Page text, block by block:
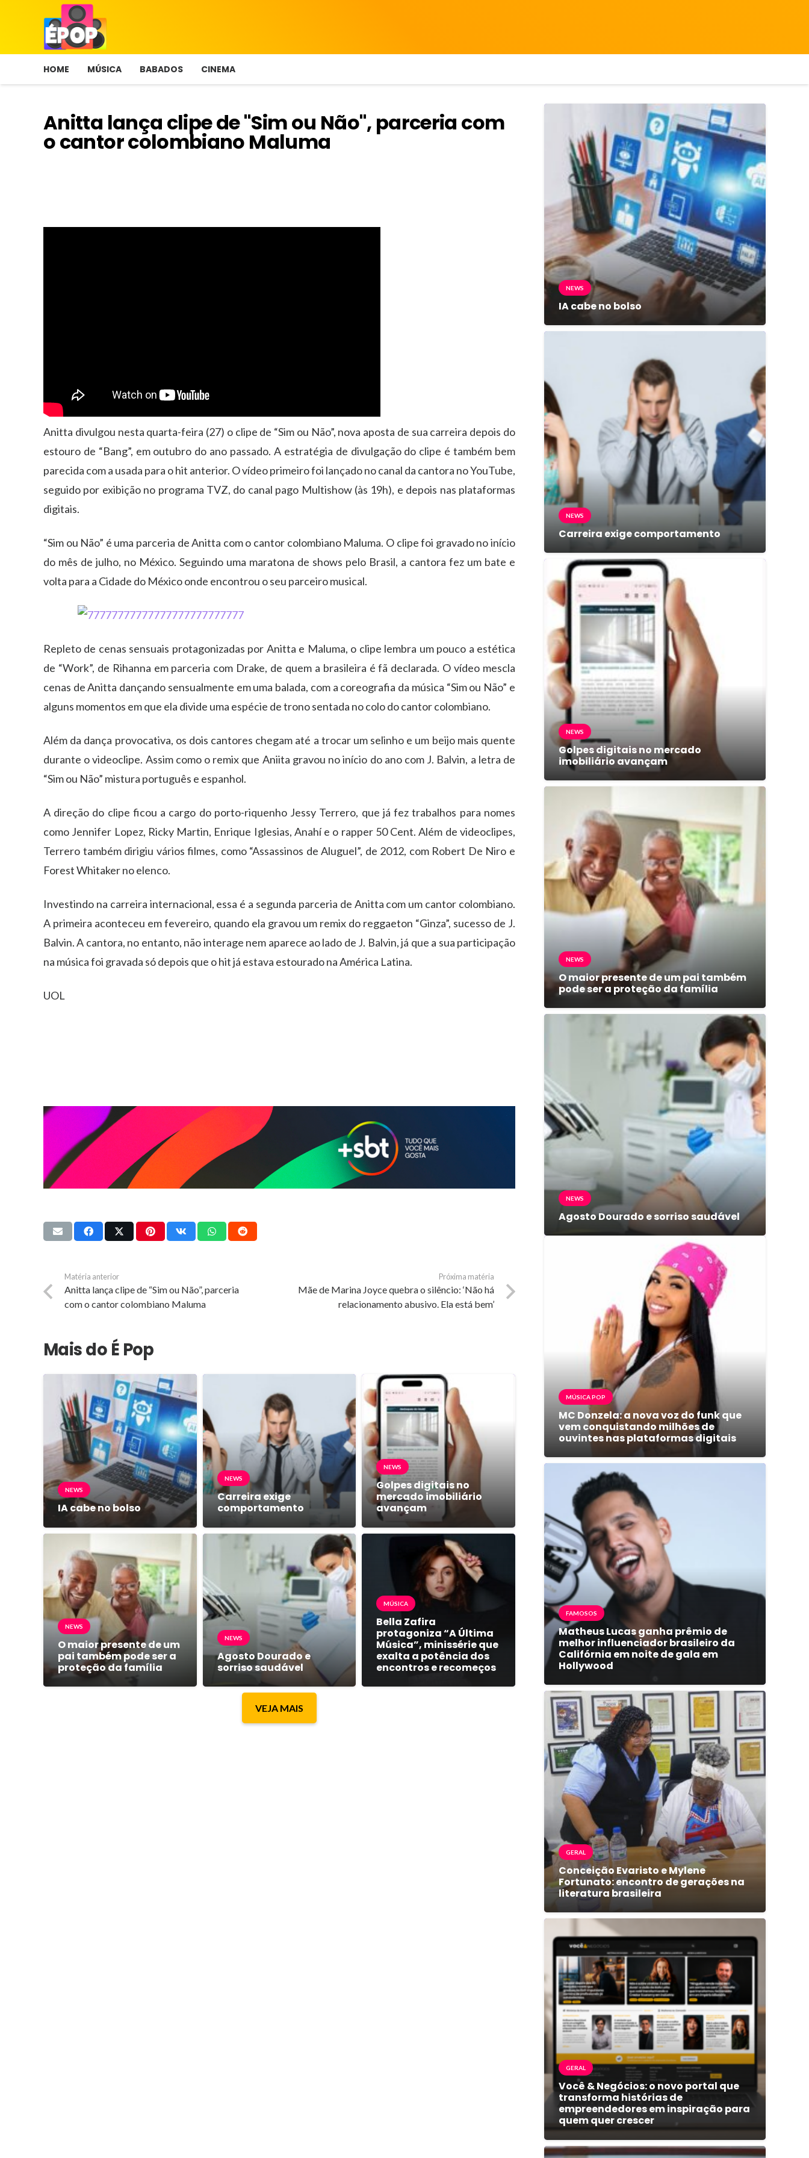
HOME MÚSICA BABADOS CINEMA
Anitta lança clipe de "Sim ou Não", parceria com
o cantor colombiano Maluma
Anitta divulgou nesta quarta-feira (27) o clipe de “Sim ou Não”, nova aposta de sua carreira depois do
estouro de “Bang”, em outubro do ano passado. A estratégia de divulgação do clipe é também bem
parecida com a usada para o hit anterior. O vídeo primeiro foi lançado no canal da cantora no YouTube,
seguido por exibição no programa TVZ, do canal pago Multishow (às 19h), e depois nas plataformas
digitais.
“Sim ou Não” é uma parceria de Anitta com o cantor colombiano Maluma. O clipe foi gravado no início
do mês de julho, no México. Seguindo uma maratona de shows pelo Brasil, a cantora fez um bate e
volta para a Cidade do México onde encontrou o seu parceiro musical.
Repleto de cenas sensuais protagonizadas por Anitta e Maluma, o clipe lembra um pouco a estética
de “Work”, de Rihanna em parceria com Drake, de quem a brasileira é fã declarada. O vídeo mescla
cenas de Anitta dançando sensualmente em uma balada, com a coreografia da música “Sim ou Não” e
alguns momentos em que ela divide uma espécie de trono sentada no colo do cantor colombiano.
Além da dança provocativa, os dois cantores chegam até a trocar um selinho e um beijo mais quente
durante o videoclipe. Assim como o remix que Aniita gravou no início do ano com J. Balvin, a letra de
“Sim ou Não” mistura português e espanhol.
A direção do clipe ficou a cargo do porto-riquenho Jessy Terrero, que já fez trabalhos para nomes
como Jennifer Lopez, Ricky Martin, Enrique Iglesias, Anahí e o rapper 50 Cent. Além de videoclipes,
Terrero também dirigiu vários filmes, como “Assassinos de Aluguel”, de 2012, com Robert De Niro e
Forest Whitaker no elenco.
Investindo na carreira internacional, essa é a segunda parceria de Anitta com um cantor colombiano.
A primeira aconteceu em fevereiro, quando ela gravou um remix do reggaeton “Ginza”, sucesso de J.
Balvin. A cantora, no entanto, não interage nem aparece ao lado de J. Balvin, já que a sua participação
na música foi gravada só depois que o hit já estava estourado na América Latina.
UOL
Matéria anterior
Anitta lança clipe de “Sim ou Não”, parceria
com o cantor colombiano Maluma
Próxima matéria
Mãe de Marina Joyce quebra o silêncio: ‘Não há
relacionamento abusivo. Ela está bem’
Mais do É Pop
NEWS
IA cabe no bolso
NEWS
Carreira exige
comportamento
NEWS
Golpes digitais no
mercado imobiliário
avançam
NEWS
O maior presente de um
pai também pode ser a
proteção da família
NEWS
Agosto Dourado e
sorriso saudável
MÚSICA
Bella Zafira
protagoniza “A Última
Música”, minissérie que
exalta a potência dos
encontros e recomeços
VEJA MAIS
NEWS
IA cabe no bolso
NEWS
Carreira exige comportamento
NEWS
Golpes digitais no mercado
imobiliário avançam
NEWS
O maior presente de um pai também
pode ser a proteção da família
NEWS
Agosto Dourado e sorriso saudável
MÚSICA POP
MC Donzela: a nova voz do funk que
vem conquistando milhões de
ouvintes nas plataformas digitais
FAMOSOS
Matheus Lucas ganha prêmio de
melhor influenciador brasileiro da
Califórnia em noite de gala em
Hollywood
GERAL
Conceição Evaristo e Mylene
Fortunato: encontro de gerações na
literatura brasileira
GERAL
Você & Negócios: o novo portal que
transforma histórias de
empreendedores em inspiração para
quem quer crescer